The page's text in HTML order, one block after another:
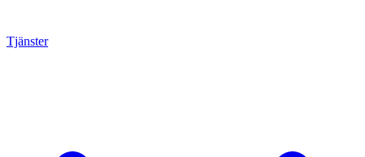
Tjänster